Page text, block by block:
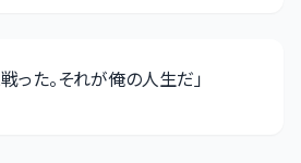
った。それが俺の人生だ」